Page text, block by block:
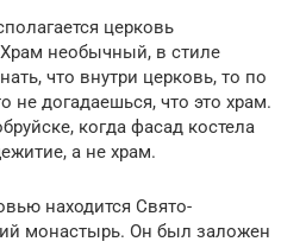
церковь
необычный, в стиле
что внутри церковь, то по
не догадаешься, что это храм.
когда фасад костела
а не храм.
находится Свято-
монастырь. Он был заложен